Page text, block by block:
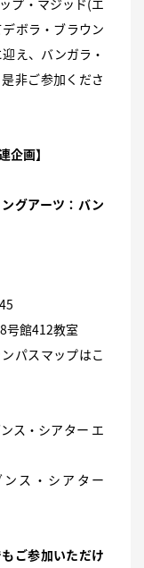
プ・マジッド(エ
ボラ・ブラウン
え、バンガラ・
非ご参加くださ
企画】
グアーツ：バン
号館412教室
パスマップはこ
ス・シアター エ
ス・シアター
ご参加いただけ